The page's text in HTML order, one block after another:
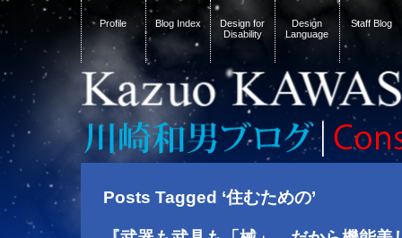
Profile Blog Index
Design for
Disability
Design
Language
Staff Blog
Posts Tagged ‘住むための’